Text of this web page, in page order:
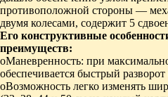
противоположной стороны —
двумя колесами, содержит 5
Его конструктивные
преимуществ:
oМаневренность: при
обеспечивается быстрый
oВозможность легко изменять